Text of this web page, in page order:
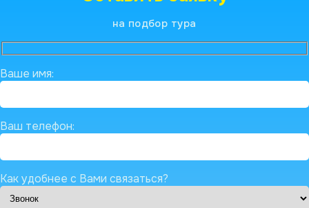
на подбор тура
Ваше имя:
Ваш телефон:
Как удобнее с Вами связаться?